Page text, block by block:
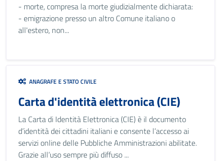
- morte, compresa la morte giudizialmente dichiarata:
- emigrazione presso un altro Comune italiano o
all'estero, non...
ANAGRAFE E STATO CIVILE
Carta d'identità elettronica (CIE)
La Carta di Identità Elettronica (CIE) è il documento
d’identità dei cittadini italiani e consente l’accesso ai
servizi online delle Pubbliche Amministrazioni abilitate.
Grazie all’uso sempre più diffuso ...